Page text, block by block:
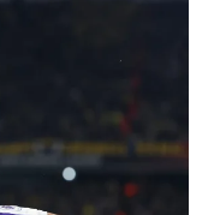
רץ ברשת
בית"ר ירושלים
מכבי תל אביב
ליגה איטלקית
ליגה צרפתית
הפועל חולון
הפועל ירושלים
כדורעף